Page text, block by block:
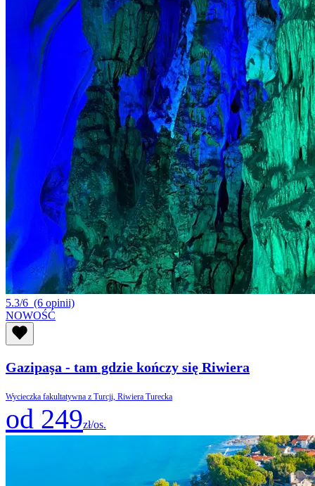
5.3/6 (6 opinii)
NOWOŚĆ
Gazipaşa - tam gdzie kończy się Riwiera
Wycieczka fakultatywna z Turcji, Riwiera Turecka
od 249zł/os.